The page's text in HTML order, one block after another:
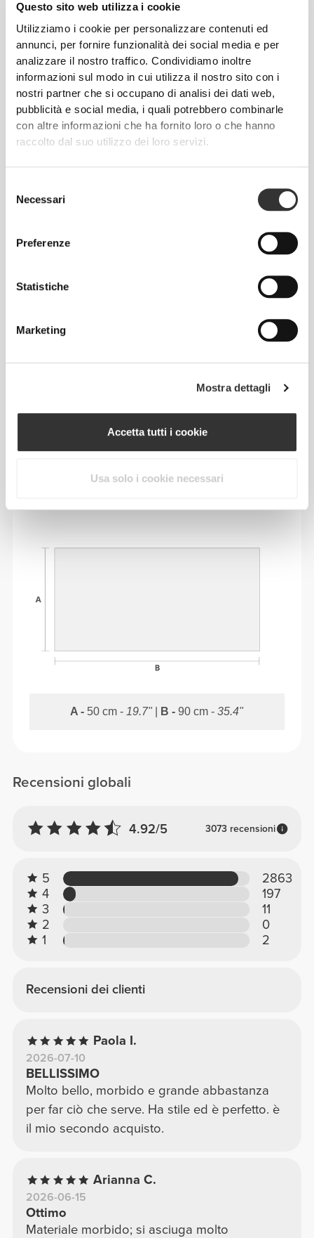
Questo sito web utilizza i cookie
Utilizziamo i cookie per personalizzare contenuti ed
annunci, per fornire funzionalità dei social media e per
analizzare il nostro traffico. Condividiamo inoltre
informazioni sul modo in cui utilizza il nostro sito con i
nostri partner che si occupano di analisi dei dati web,
pubblicità e social media, i quali potrebbero combinarle
con altre informazioni che ha fornito loro o che hanno
raccolto dal suo utilizzo dei loro servizi.
delNecessari
Preferenze
Statistiche
Marketing
Mostra dettagli
Accetta tutti i cookie
Usa solo i cookie necessari
€12.99
Telo da Palestra con
Cappuccio SoulSkin
€9.99
Telo da palestra Script
I Più Venduti Vedi Tutto
€34.99 €9.99
Pantaloncini medi a vita
Pantaloncini medi a vita
100% Cotone
Recensioni globali
4.92/5 3073 recensioni
5
2863
4
197
3
11
2
0
1
2
Recensioni dei clienti
Paola I.
2026-07-10
BELLISSIMO
Molto bello, morbido e grande abbastanza
per far ciò che serve. Ha stile ed è perfetto. è
il mio secondo acquisto.
Arianna C.
2026-06-15
Ottimo
Materiale morbido; si asciuga molto
A - 50 cm - 19.7" B -90 cm -35.4"